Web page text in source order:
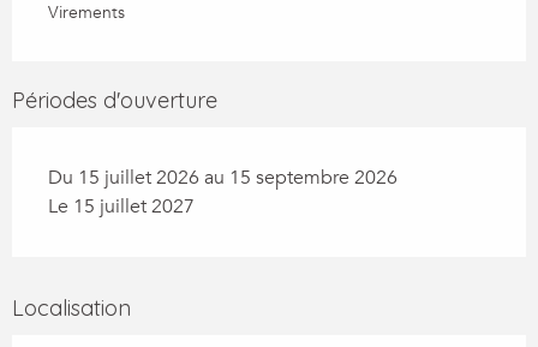
Virements
Périodes d'ouverture
Du 15 juillet 2026 au 15 septembre 2026
Le 15 juillet 2027
Localisation